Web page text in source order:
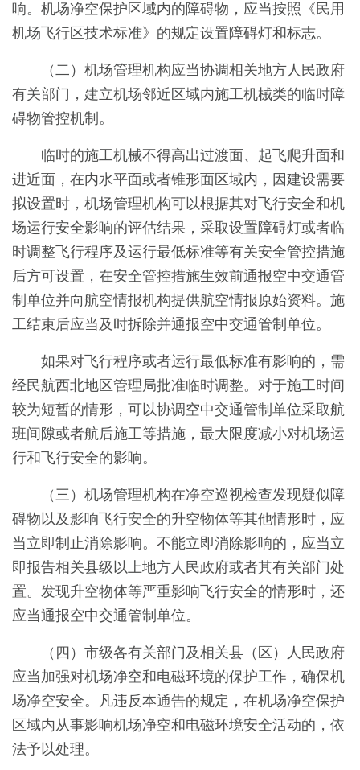
响。机场净空保护区域内的障碍物，应当按照《民用
机场飞行区技术标准》的规定设置障碍灯和标志。
（二）机场管理机构应当协调相关地方人民政府
有关部门，建立机场邻近区域内施工机械类的临时障
碍物管控机制。
临时的施工机械不得高出过渡面、起飞爬升面和
进近面，在内水平面或者锥形面区域内，因建设需要
拟设置时，机场管理机构可以根据其对飞行安全和机
场运行安全影响的评估结果，采取设置障碍灯或者临
时调整飞行程序及运行最低标准等有关安全管控措施
后方可设置，在安全管控措施生效前通报空中交通管
制单位并向航空情报机构提供航空情报原始资料。施
工结束后应当及时拆除并通报空中交通管制单位。
如果对飞行程序或者运行最低标准有影响的，需
经民航西北地区管理局批准临时调整。对于施工时间
较为短暂的情形，可以协调空中交通管制单位采取航
班间隙或者航后施工等措施，最大限度减小对机场运
行和飞行安全的影响。
（三）机场管理机构在净空巡视检查发现疑似障
碍物以及影响飞行安全的升空物体等其他情形时，应
当立即制止消除影响。不能立即消除影响的，应当立
即报告相关县级以上地方人民政府或者其有关部门处
置。发现升空物体等严重影响飞行安全的情形时，还
应当通报空中交通管制单位。
（四）市级各有关部门及相关县（区）人民政府
应当加强对机场净空和电磁环境的保护工作，确保机
场净空安全。凡违反本通告的规定，在机场净空保护
区域内从事影响机场净空和电磁环境安全活动的，依
法予以处理。